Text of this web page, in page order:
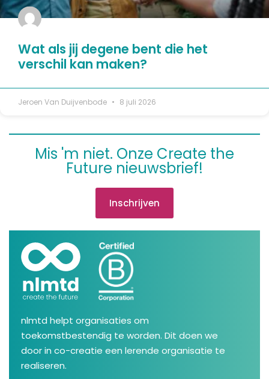
Wat als jij degene bent die het
verschil kan maken?
Jeroen Van Duijvenbode 8 juli 2026
Mis 'm niet. Onze Create the
Future nieuwsbrief!
Inschrijven
nlmtd helpt organisaties om
toekomstbestendig te worden. Dit doen we
door in co-creatie een lerende organisatie te
realiseren.